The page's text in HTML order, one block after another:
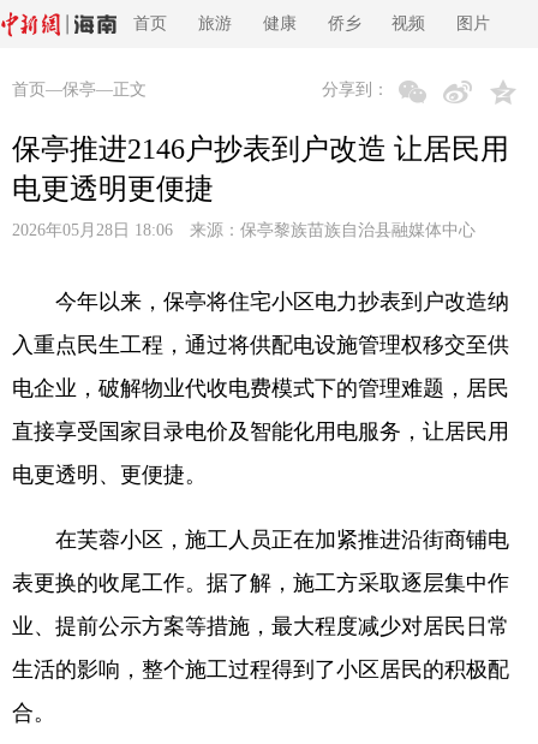
首页 旅游 健康 侨乡 视频 图片
首页 —保亭—正文 分享到：
保亭推进2146户抄表到户改造 让居民用
电更透明更便捷
2026年05月28日 18:06 来源： 保亭黎族苗族自治县融媒体中心
今年以来，保亭将住宅小区电力抄表到户改造纳
入重点民生工程，通过将供配电设施管理权移交至供
电企业，破解物业代收电费模式下的管理难题，居民
直接享受国家目录电价及智能化用电服务，让居民用
电更透明、更便捷。
在芙蓉小区，施工人员正在加紧推进沿街商铺电
表更换的收尾工作。据了解，施工方采取逐层集中作
业、提前公示方案等措施，最大程度减少对居民日常
生活的影响，整个施工过程得到了小区居民的积极配
合。